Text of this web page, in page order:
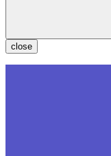
close